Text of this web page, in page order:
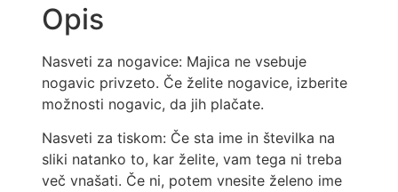
Opis
Nasveti za nogavice: Majica ne vsebuje
nogavic privzeto. Če želite nogavice, izberite
možnosti nogavic, da jih plačate.
Nasveti za tiskom: Če sta ime in številka na
sliki natanko to, kar želite, vam tega ni treba
več vnašati. Če ni, potem vnesite želeno ime